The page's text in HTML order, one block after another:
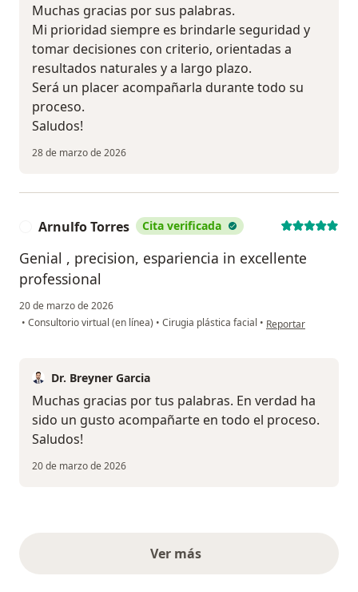
Muchas gracias por sus palabras.
Mi prioridad siempre es brindarle seguridad y
tomar decisiones con criterio, orientadas a
resultados naturales y a largo plazo.
Será un placer acompañarla durante todo su
proceso.
Saludos!
28 de marzo de 2026
Arnulfo Torres Cita verificada
Genial , precision, espariencia in excellente
professional
20 de marzo de 2026
• Consultorio virtual (en línea) • Cirugia plástica facial • en opinión del
Reportar
Dr. Breyner Garcia
Muchas gracias por tus palabras. En verdad ha
sido un gusto acompañarte en todo el proceso.
Saludos!
20 de marzo de 2026
Ver másopiniones anteriores